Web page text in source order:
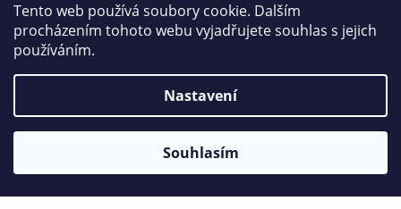
Tento web používá soubory cookie. Dalším
procházením tohoto webu vyjadřujete souhlas s jejich
používáním.
Nastavení
Souhlasím
3 100 Kč
Vytvořil Shoptet
Copyright 2026Kabelky od Hraběnky. Všechna práva
vyhrazena.